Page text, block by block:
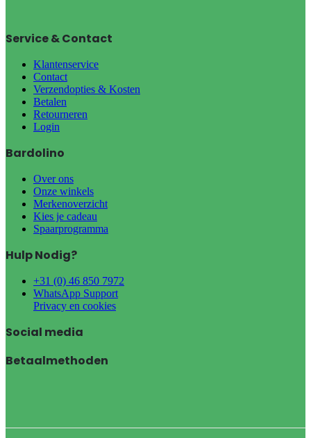
Service & Contact
Klantenservice
Contact
Verzendopties & Kosten
Betalen
Retourneren
Login
Bardolino
Over ons
Onze winkels
Merkenoverzicht
Kies je cadeau
Spaarprogramma
Hulp Nodig?
+31 (0) 46 850 7972
WhatsApp Support
Privacy en cookies
Social media
Betaalmethoden